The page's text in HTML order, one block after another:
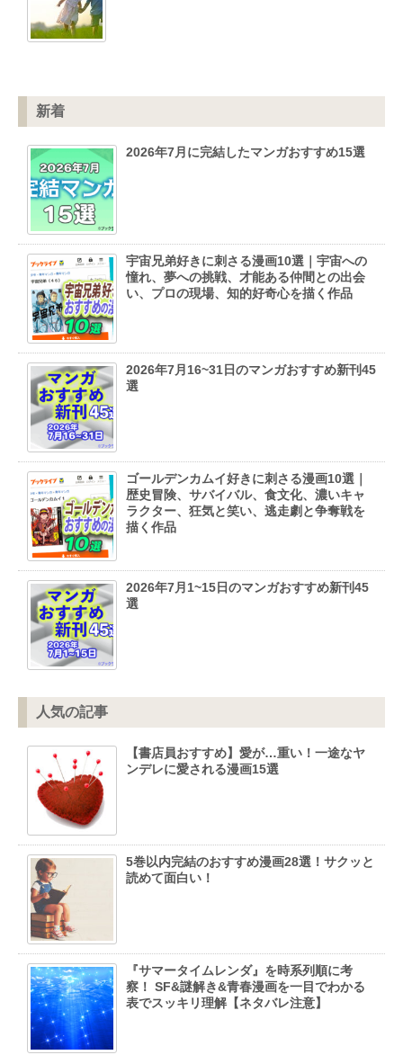
新着
2026年7月に完結したマンガおすすめ15選
宇宙兄弟好きに刺さる漫画10選｜宇宙への
憧れ、夢への挑戦、才能ある仲間との出会
い、プロの現場、知的好奇心を描く作品
2026年7月16~31日のマンガおすすめ新刊45
選
ゴールデンカムイ好きに刺さる漫画10選｜
歴史冒険、サバイバル、食文化、濃いキャ
ラクター、狂気と笑い、逃走劇と争奪戦を
描く作品
2026年7月1~15日のマンガおすすめ新刊45
選
人気の記事
【書店員おすすめ】愛が…重い！一途なヤ
ンデレに愛される漫画15選
5巻以内完結のおすすめ漫画28選！サクッと
読めて面白い！
『サマータイムレンダ』を時系列順に考
察！ SF&謎解き&青春漫画を一目でわかる
表でスッキリ理解【ネタバレ注意】